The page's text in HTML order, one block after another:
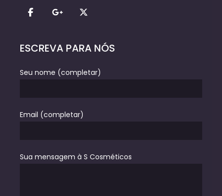
ESCREVA PARA NÓS
Seu nome (completar)
Email (completar)
Sua mensagem à S Cosméticos